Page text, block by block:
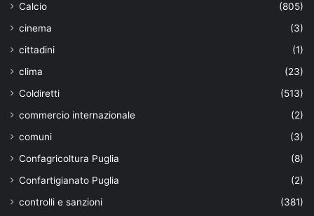
Calcio
(805)
cinema
(3)
cittadini
(1)
clima
(23)
Coldiretti
(513)
commercio internazionale
(2)
comuni
(3)
Confagricoltura Puglia
(8)
Confartigianato Puglia
(2)
controlli e sanzioni
(381)